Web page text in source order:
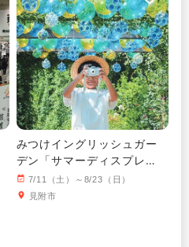
みつけイングリッシュガー
デン「サマーディスプレ
イ」7/11（土）～8/23（日）
見附市